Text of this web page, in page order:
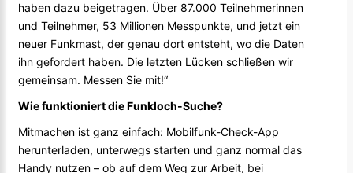
haben dazu beigetragen. Über 87.000 Teilnehmerinnen
und Teilnehmer, 53 Millionen Messpunkte, und jetzt ein
neuer Funkmast, der genau dort entsteht, wo die Daten
ihn gefordert haben. Die letzten Lücken schließen wir
gemeinsam. Messen Sie mit!“
Wie funktioniert die Funkloch-Suche?
Mitmachen ist ganz einfach: Mobilfunk-Check-App
herunterladen, unterwegs starten und ganz normal das
Handy nutzen – ob auf dem Weg zur Arbeit, bei